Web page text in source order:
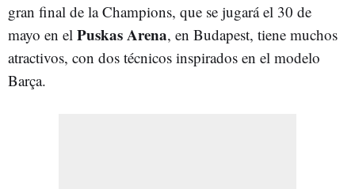
gran final de la Champions, que se jugará el 30 de
mayo en el Puskas Arena, en Budapest, tiene muchos
atractivos, con dos técnicos inspirados en el modelo
Barça.